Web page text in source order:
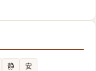
静 安